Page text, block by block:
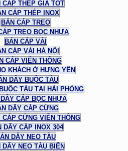
CÁP THÉP GIÁ TỐT
CÁP THÉP INOX
BÁN CÁP TREO
TREO BỌC NHỰA
BÁN CÁP VẢI
CÁP VẢI HÀ NỘI
CÁP VIỄN THÔNG
KHÁCH Ở HƯNG YÊN
DÂY BUỘC TÀU
TÀU TẠI HẢI PHÒNG
CÁP BỌC NHỰA
DÂY CÁP CỨNG
CÁP CỨNG VIỄN THÔNG
DÂY CÁP INOX 304
DÂY NEO TÀU
DÂY NEO TÀU BIỂN